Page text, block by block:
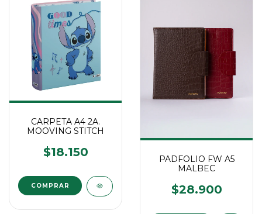
CARPETA A4 2A.
MOOVING STITCH
$18.150
PADFOLIO FW A5
MALBEC
$28.900